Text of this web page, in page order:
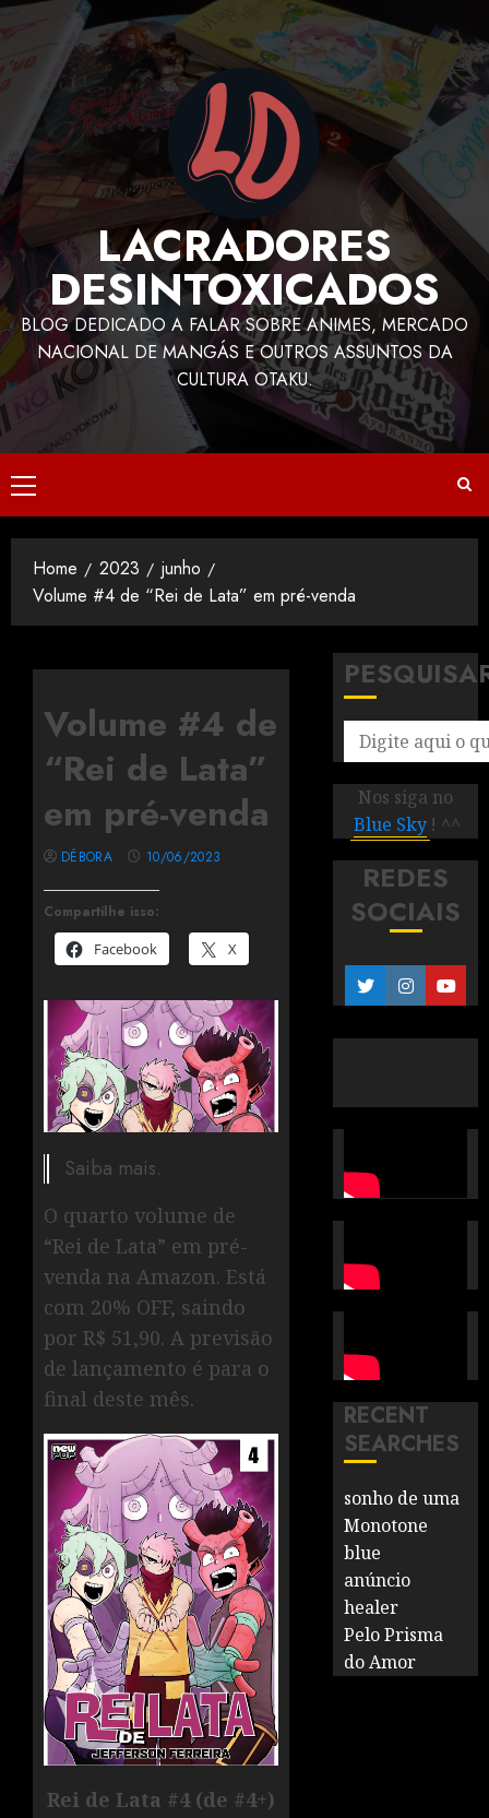
LACRADORES
DESINTOXICADOS
BLOG DEDICADO A FALAR SOBRE ANIMES, MERCADO
NACIONAL DE MANGÁS E OUTROS ASSUNTOS DA
CULTURA OTAKU.
Home 2023
junho
Volume #4 de “Rei de Lata” em pré-venda
Volume #4 de
“Rei de Lata”
em pré-venda
Compartilhe isso:
Facebook
X
DÉBORA 10/06/2023
Saiba mais.
O quarto volume de
“Rei de Lata” em pré-
venda na Amazon. Está
com 20% OFF, saindo
por R$ 51,90. A previsão
de lançamento é para o
final deste mês.
Rei de Lata #4 (de #4+)
Nos siga no
Blue Sky ! ^^
REDES
SOCIAIS
RECENT
SEARCHES
sonho de uma
Monotone
blue
anúncio
healer
Pelo Prisma
do Amor